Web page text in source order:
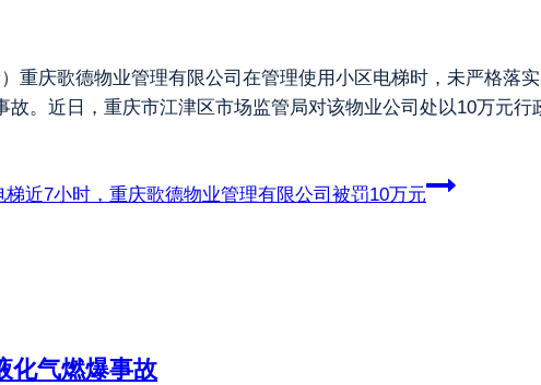
重庆歌德物业管理有限公司在管理使用小区电梯时，未严格落
。近日，重庆市江津区市场监管局对该物业公司处以10万元
梯近7小时，重庆歌德物业管理有限公司被罚10万元
化气燃爆事故